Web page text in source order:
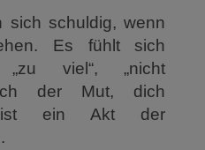
sich schuldig, wenn
Es fühlt sich
„zu viel“, „nicht
der Mut, dich
ist ein Akt der